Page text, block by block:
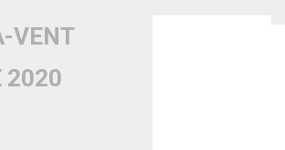
VENT
2020